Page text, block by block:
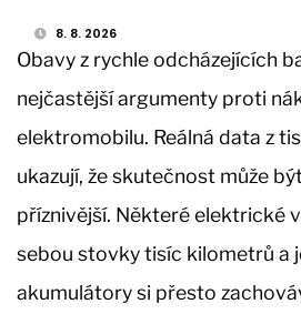
8. 8. 2026
Obavy z rychle odcházejících
nejčastější argumenty proti
elektromobilu. Reálná data z
ukazují, že skutečnost může
příznivější. Některé elektrické
sebou stovky tisíc kilometrů a
akumulátory si přesto